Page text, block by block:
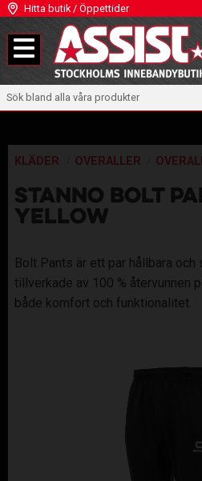
Meny
Hitta butik / Öppettider
KLÄDER OVERALLER
STANNO BOLT
YELLOW
Bolt Pants är ett par hållbara
tillverkade av 100 % återvunnen
både komfort och funktionalitet.